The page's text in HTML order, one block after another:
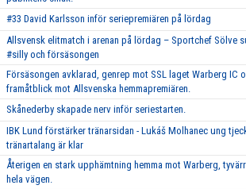
#33 David Karlsson inför seriepremiären på lördag
Allsvensk elitmatch i arenan på lördag – Sportchef Sölve
#silly och försäsongen
Försäsongen avklarad, genrep mot SSL laget Warberg IC
framåtblick mot Allsvenska hemmapremiären.
Skånederby skapade nerv inför seriestarten.
IBK Lund förstärker tränarsidan - Lukáš Molhanec ung
tränartalang är klar
Återigen en stark upphämtning hemma mot Warberg,
hela vägen.